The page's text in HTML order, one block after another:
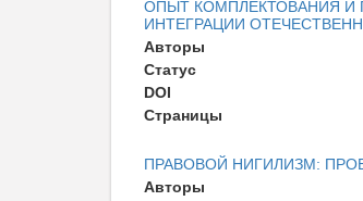
ОПЫТ КОМПЛЕКТОВАНИЯ И
ИНТЕГРАЦИИ
Авторы
Статус
DOI
Страницы
ПРАВОВОЙ НИГИЛИЗМ:
Авторы